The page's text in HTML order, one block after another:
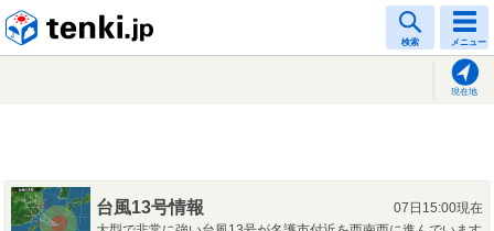
検索 メニュー
現在地
台風13号情報
07日15:00現在